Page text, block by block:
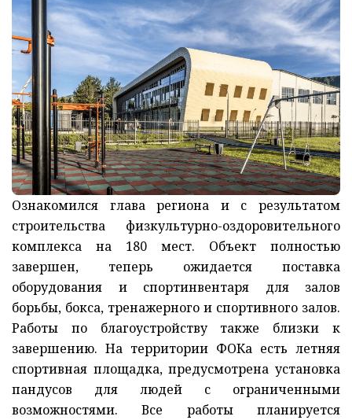
Ознакомился глава региона и с результатом
строительства физкультурно-оздоровительного
комплекса на 180 мест. Объект полностью
завершен, теперь ожидается поставка
оборудования и спортинвентаря для залов
борьбы, бокса, тренажерного и спортивного залов.
Работы по благоустройству также близки к
завершению. На территории ФОКа есть летняя
спортивная площадка, предусмотрена установка
пандусов для людей с ограниченными
возможностями. Все работы планируется